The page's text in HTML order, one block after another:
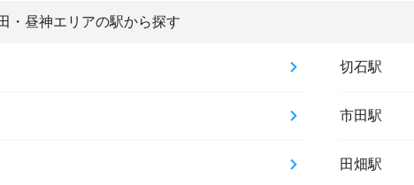
・昼神エリアの駅から探す
切石駅
市田駅
田畑駅